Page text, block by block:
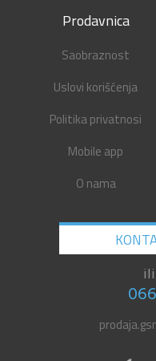
Prodavnica
Saobraznost
Uslovi korišćenja
Politika privatnosi
Mobile app
O nama